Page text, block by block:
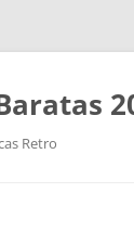
Retro